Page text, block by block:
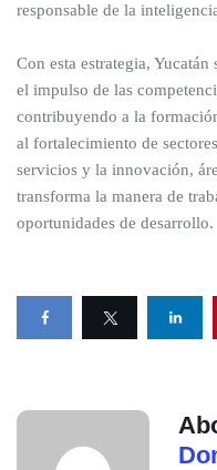
responsable de la
Con esta estrategia,
el impulso de las
contribuyendo a la
al fortalecimiento de
servicios y la innovación,
transforma la manera de
oportunidades de desarrollo.